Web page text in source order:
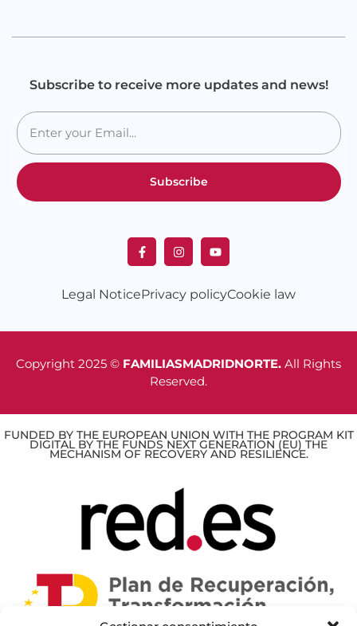
Subscribe to receive more updates and news!
Subscribe
Legal NoticePrivacy policyCookie law
Copyright 2025 © FAMILIASMADRIDNORTE. All Rights
Reserved.
FUNDED BY THE EUROPEAN UNION WITH THE PROGRAM KIT
DIGITAL BY THE FUNDS NEXT GENERATION (EU) THE
MECHANISM OF RECOVERY AND RESILIENCE.